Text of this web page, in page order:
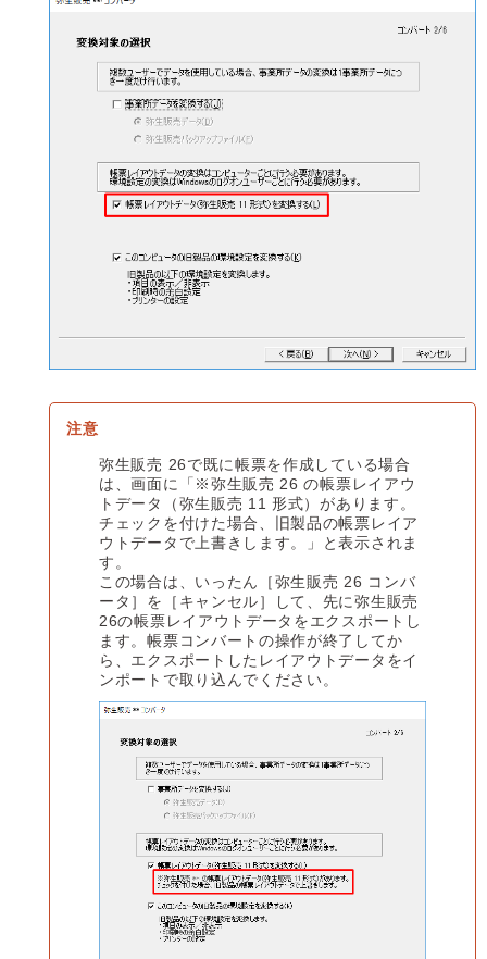
弥生販売 26で既に帳票を作成している場合
は、画面に「※弥生販売 26 の帳票レイアウ
トデータ（弥生販売 11 形式）があります。
チェックを付けた場合、旧製品の帳票レイア
ウトデータで上書きします。」と表示されま
す。
この場合は、いったん［弥生販売 26 コンバ
ータ］を［キャンセル］して、先に弥生販売
26の帳票レイアウトデータをエクスポートし
ます。帳票コンバートの操作が終了してか
ら、エクスポートしたレイアウトデータをイ
ンポートで取り込んでください。